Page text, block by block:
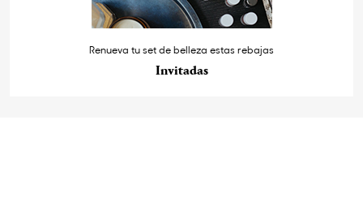
Renueva tu set de belleza estas rebajas
Invitadas